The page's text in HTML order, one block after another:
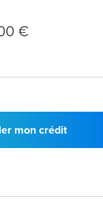
€
mon crédit